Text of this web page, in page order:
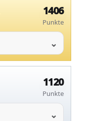
1406
Punkte
1120
Punkte